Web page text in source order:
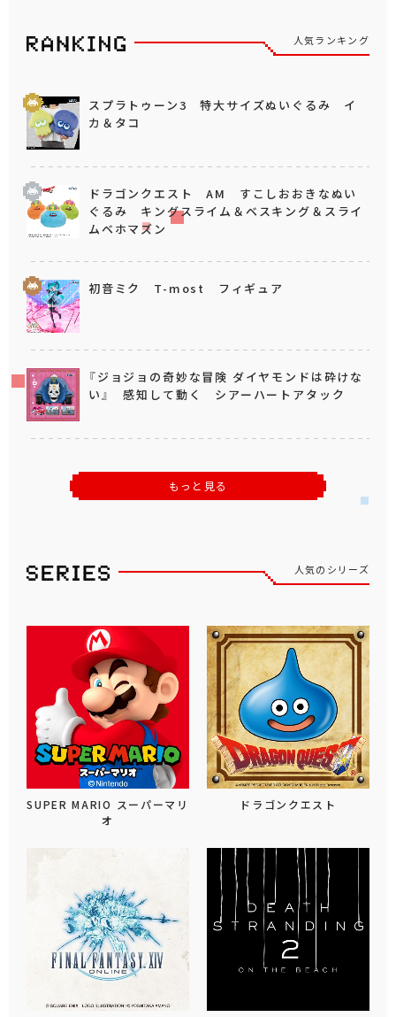
人気ランキング
スプラトゥーン3 特大サイズぬいぐるみ イ
カ＆タコ
ドラゴンクエスト AM すこしおおきなぬい
ぐるみ キングスライム＆ベスキング＆スライ
ムベホマズン
初音ミク T-most フィギュア
『ジョジョの奇妙な冒険 ダイヤモンドは砕けな
い』 感知して動く シアーハートアタック
もっと見る
人気のシリーズ
SUPER MARIO スーパーマリ
オ
ドラゴンクエスト